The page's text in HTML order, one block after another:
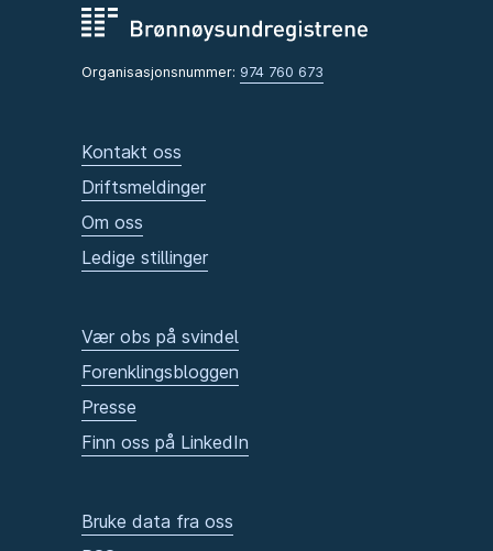
Organisasjonsnummer: 974 760 673
Kontakt oss
Driftsmeldinger
Om oss
Ledige stillinger
Vær obs på svindel
Forenklingsbloggen
Presse
Finn oss på LinkedIn
Bruke data fra oss